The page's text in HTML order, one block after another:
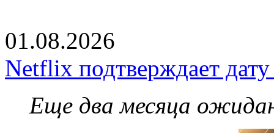
01.08.2026
Netflix подтверждает
Еще два месяца